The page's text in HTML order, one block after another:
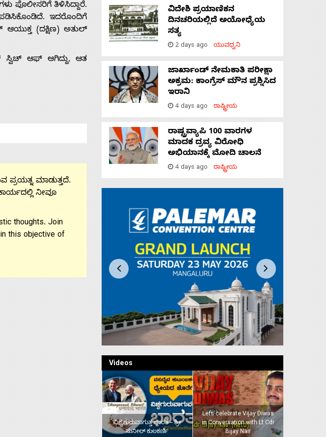
ಪೊಲೀಸರಿಗೆ ತಿಳಿಸಿದ್ದಾರೆ.
ಇದರೊಂದಿಗೆ
ಆಯುಕ್ತ (ದಕ್ಷಿಣ) ಅತುಲ್
ಸ್ವಿಚ್ ಆಫ್ ಆಗಿದ್ದು, ಆತ
ಪ್ರಯತ್ನ ಮಾಡುತ್ತದೆ.
ಕಾರ್ಯದಲ್ಲಿ ನೀವೂ
thoughts. Join
this objective of
ವಿದೇಶಿ ಪ್ರಯಾಣಿಕನ
ದಿನಚರಿಯಲ್ಲಿದೆ ಅಯೋಧ್ಯೆಯ
ಸತ್ಯ
2 days ago ಯುವಧ್ವನಿ
ಜಾರ್ಖಾಂಡ್‌ ನೇಮಕಾತಿ ಪರೀಕ್ಷಾ
ಅಕ್ರಮ: ಕಾಂಗ್ರೆಸ್‌ ಮೌನ ಪ್ರಶ್ನಿಸಿದ
ಇರಾನಿ
4 days ago ರಾಷ್ಟ್ರೀಯ
ರಾಷ್ಟ್ರವ್ಯಾಪಿ 100 ವಾರಗಳ
ಮಾದಕ ದ್ರವ್ಯ ವಿರೋಧಿ
ಅಭಿಯಾನಕ್ಕೆ ಮೋದಿ ಚಾಲನೆ
4 days ago ರಾಷ್ಟ್ರೀಯ
Videos
ವಿಶ್ವಗುರುವಾಗುತ್ತ ಭಾರತ – ಶ್ರೀ
ಸುನೀಲ್‌ ಕುಲಕರ್ಣಿ
Lets celebrate Vijay Diwas
in Conversation with Lt Cdr
Bijay Nair